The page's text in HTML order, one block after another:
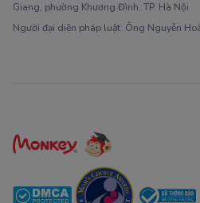
Giang, phường Khương Đình, TP. Hà Nội
Người đại diện pháp luật: Ông Nguyễn